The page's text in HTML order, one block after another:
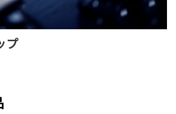
プ